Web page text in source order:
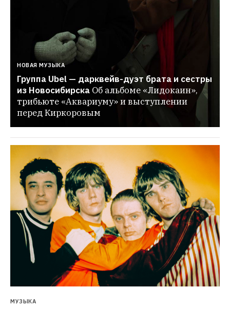
НОВАЯ МУЗЫКА
Группа Ubel — дарквейв-дуэт брата и сестры
из Новосибирска Об альбоме «Лидокаин»,
трибьюте «Аквариуму» и выступлении
перед Киркоровым
МУЗЫКА